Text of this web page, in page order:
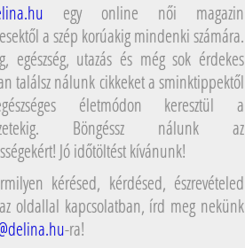
egy online női magazin
a szép korúakig mindenki számára.
egészség, utazás és még sok érdekes
találsz nálunk cikkeket a sminktippektől
életmódon keresztül a
Böngéssz nálunk az
Jó időtöltést kívánunk!
kérésed, kérdésed, észrevételed
oldallal kapcsolatban, írd meg nekünk
-ra!